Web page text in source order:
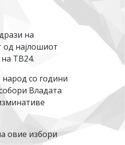
на
најлошиот
ТВ24.
со години
Владата
овие избори